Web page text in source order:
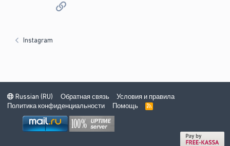
Ссылка
Instagram
Russian (RU) Обратная связь
Условия и правила
Политика конфиденциальности
Помощь
R
S